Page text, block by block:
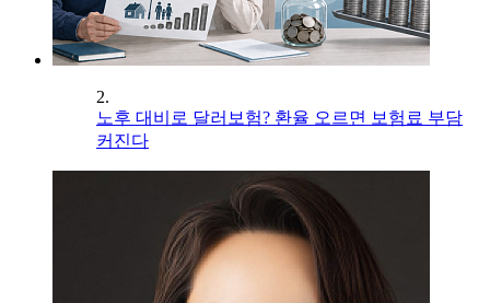
2.
노후 대비로 달러보험? 환율 오르면 보험료 부담
커진다